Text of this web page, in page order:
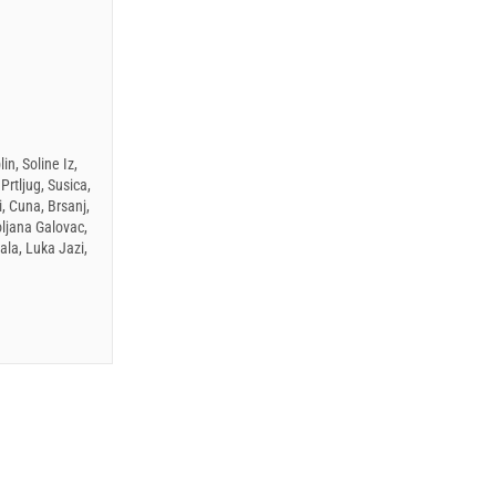
Soline Iz,
Susica,
Cuna, Brsanj,
Galovac,
Luka Jazi,